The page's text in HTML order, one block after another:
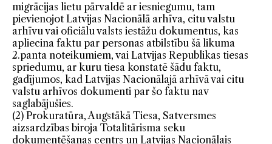
migrācijas lietu pārvaldē ar iesniegumu, tam
pievienojot Latvijas Nacionālā arhīva, citu valstu
arhīvu vai oficiālu valsts iestāžu dokumentus, kas
apliecina faktu par personas atbilstību šā likuma
2.panta noteikumiem, vai Latvijas Republikas tiesas
spriedumu, ar kuru tiesa konstatē šādu faktu,
gadījumos, kad Latvijas Nacionālajā arhīvā vai citu
valstu arhīvos dokumenti par šo faktu nav
saglabājušies.
(2) Prokuratūra, Augstākā Tiesa, Satversmes
aizsardzības biroja Totalitārisma seku
dokumentēšanas centrs un Latvijas Nacionālais